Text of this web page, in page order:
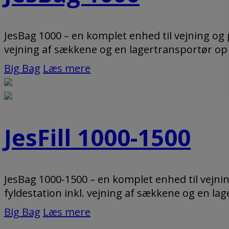
JesBag 1000 – en komplet enhed til vejning
vejning af sækkene og en lagertransportør op
Big Bag Læs mere
JesFill 1000-1500
JesBag 1000-1500 – en komplet enhed til
fyldestation inkl. vejning af sækkene og en
Big Bag Læs mere